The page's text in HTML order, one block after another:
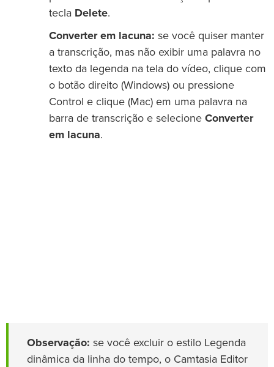
tecla Delete.
Converter em lacuna: se você quiser manter
a transcrição, mas não exibir uma palavra no
texto da legenda na tela do vídeo, clique com
o botão direito (Windows) ou pressione
Control e clique (Mac) em uma palavra na
barra de transcrição e selecione Converter
em lacuna.
Observação: se você excluir o estilo Legenda
dinâmica da linha do tempo, o Camtasia Editor